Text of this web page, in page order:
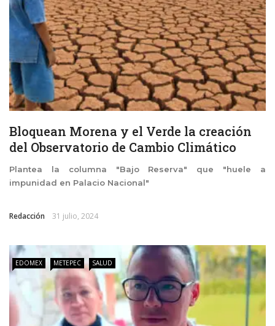
Bloquean Morena y el Verde la creación
del Observatorio de Cambio Climático
Plantea la columna "Bajo Reserva" que "huele a
impunidad en Palacio Nacional"
Redacción 31 julio, 2024
EDOMEX METEPEC SALUD